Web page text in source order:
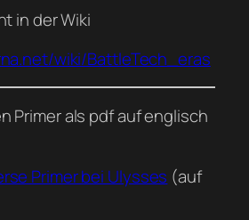
in der Wiki
wiki/BattleTech_eras
Primer als pdf auf englisch
Primer bei Ulysses (auf